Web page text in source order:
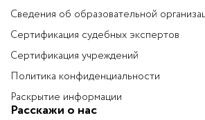
Сведения об образовательной
Сертификация судебных экспертов
Сертификация учреждений
Политика конфиденциальности
Раскрытие информации
Расскажи о нас